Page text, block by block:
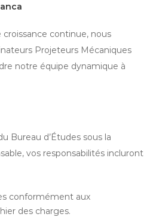
continue, nous
Projeteurs Mécaniques
notre équipe dynamique à
Bureau d’Études sous la
vos responsabilités incluront
conformément aux
des charges.